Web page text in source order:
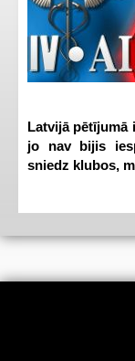
Latvijā pētījumā
jo nav bijis
sniedz klubos,